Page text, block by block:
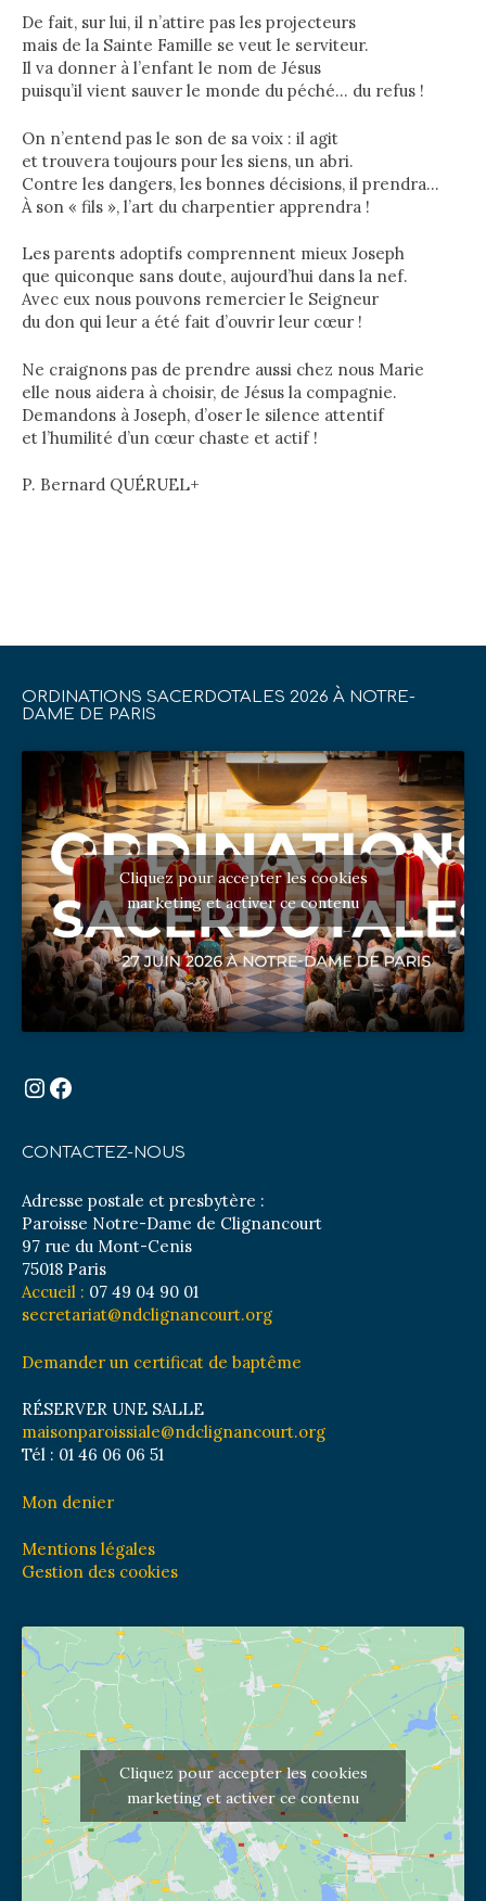
De fait, sur lui, il n’attire pas les projecteurs
mais de la Sainte Famille se veut le serviteur.
Il va donner à l’enfant le nom de Jésus
puisqu’il vient sauver le monde du péché… du refus !
On n’entend pas le son de sa voix : il agit
et trouvera toujours pour les siens, un abri.
Contre les dangers, les bonnes décisions, il prendra…
À son « fils », l’art du charpentier apprendra !
Les parents adoptifs comprennent mieux Joseph
que quiconque sans doute, aujourd’hui dans la nef.
Avec eux nous pouvons remercier le Seigneur
du don qui leur a été fait d’ouvrir leur cœur !
Ne craignons pas de prendre aussi chez nous Marie
elle nous aidera à choisir, de Jésus la compagnie.
Demandons à Joseph, d’oser le silence attentif
et l’humilité d’un cœur chaste et actif !
P. Bernard QUÉRUEL+
ORDINATIONS SACERDOTALES 2026 À NOTRE-
DAME DE PARIS
Cliquez pour accepter les cookies
marketing et activer ce contenu
Instagram
Facebook
CONTACTEZ-NOUS
Adresse postale et presbytère :
Paroisse Notre-Dame de Clignancourt
97 rue du Mont-Cenis
75018 Paris
Accueil : 07 49 04 90 01
secretariat@ndclignancourt.org
Demander un certificat de baptême
RÉSERVER UNE SALLE
maisonparoissiale@ndclignancourt.org
Tél : 01 46 06 06 51
Mon denier
Mentions légales
Gestion des cookies
Cliquez pour accepter les cookies
marketing et activer ce contenu